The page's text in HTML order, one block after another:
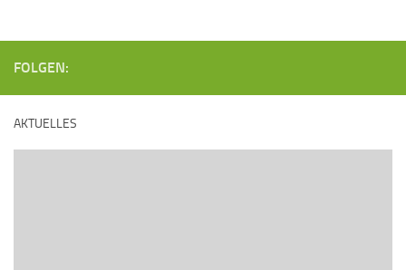
FOLGEN:
AKTUELLES